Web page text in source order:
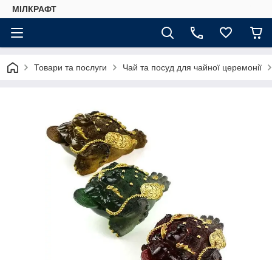
МІЛКРАФТ
Товари та послуги Чай та посуд для чайної церемонії